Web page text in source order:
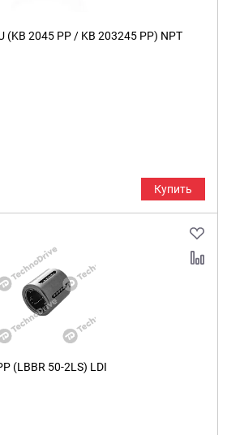
(KB 2045 PP / KB 203245 PP) NPT
Купить
(LBBR 50-2LS) LDI